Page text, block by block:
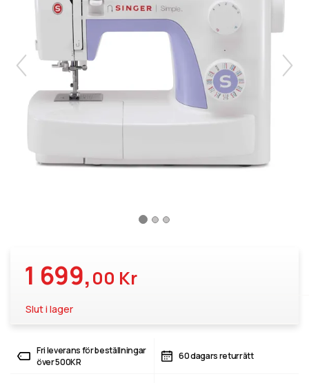
1 699,00 Kr
Slut i lager
Fri leverans för beställningar
över 500KR
60 dagars returrätt